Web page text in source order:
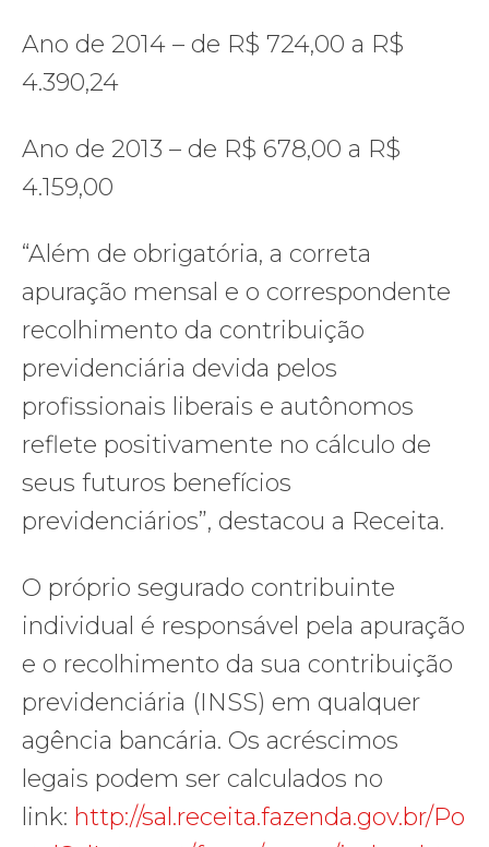
Ano de 2014 – de R$ 724,00 a R$
4.390,24
Ano de 2013 – de R$ 678,00 a R$
4.159,00
“Além de obrigatória, a correta
apuração mensal e o correspondente
recolhimento da contribuição
previdenciária devida pelos
profissionais liberais e autônomos
reflete positivamente no cálculo de
seus futuros benefícios
previdenciários”, destacou a Receita.
O próprio segurado contribuinte
individual é responsável pela apuração
e o recolhimento da sua contribuição
previdenciária (INSS) em qualquer
agência bancária. Os acréscimos
legais podem ser calculados no
link: http://sal.receita.fazenda.gov.br/Po